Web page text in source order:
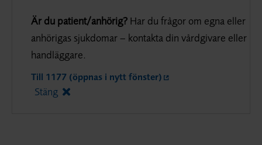
Är du patient/anhörig? Har du frågor om egna eller
anhörigas sjukdomar – kontakta din vårdgivare eller
handläggare.
Till 1177 (öppnas i nytt fönster)
Stäng